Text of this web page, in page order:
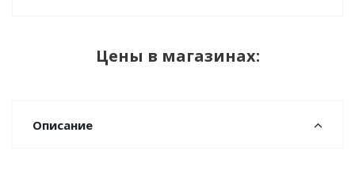
Цены в магазинах:
Описание